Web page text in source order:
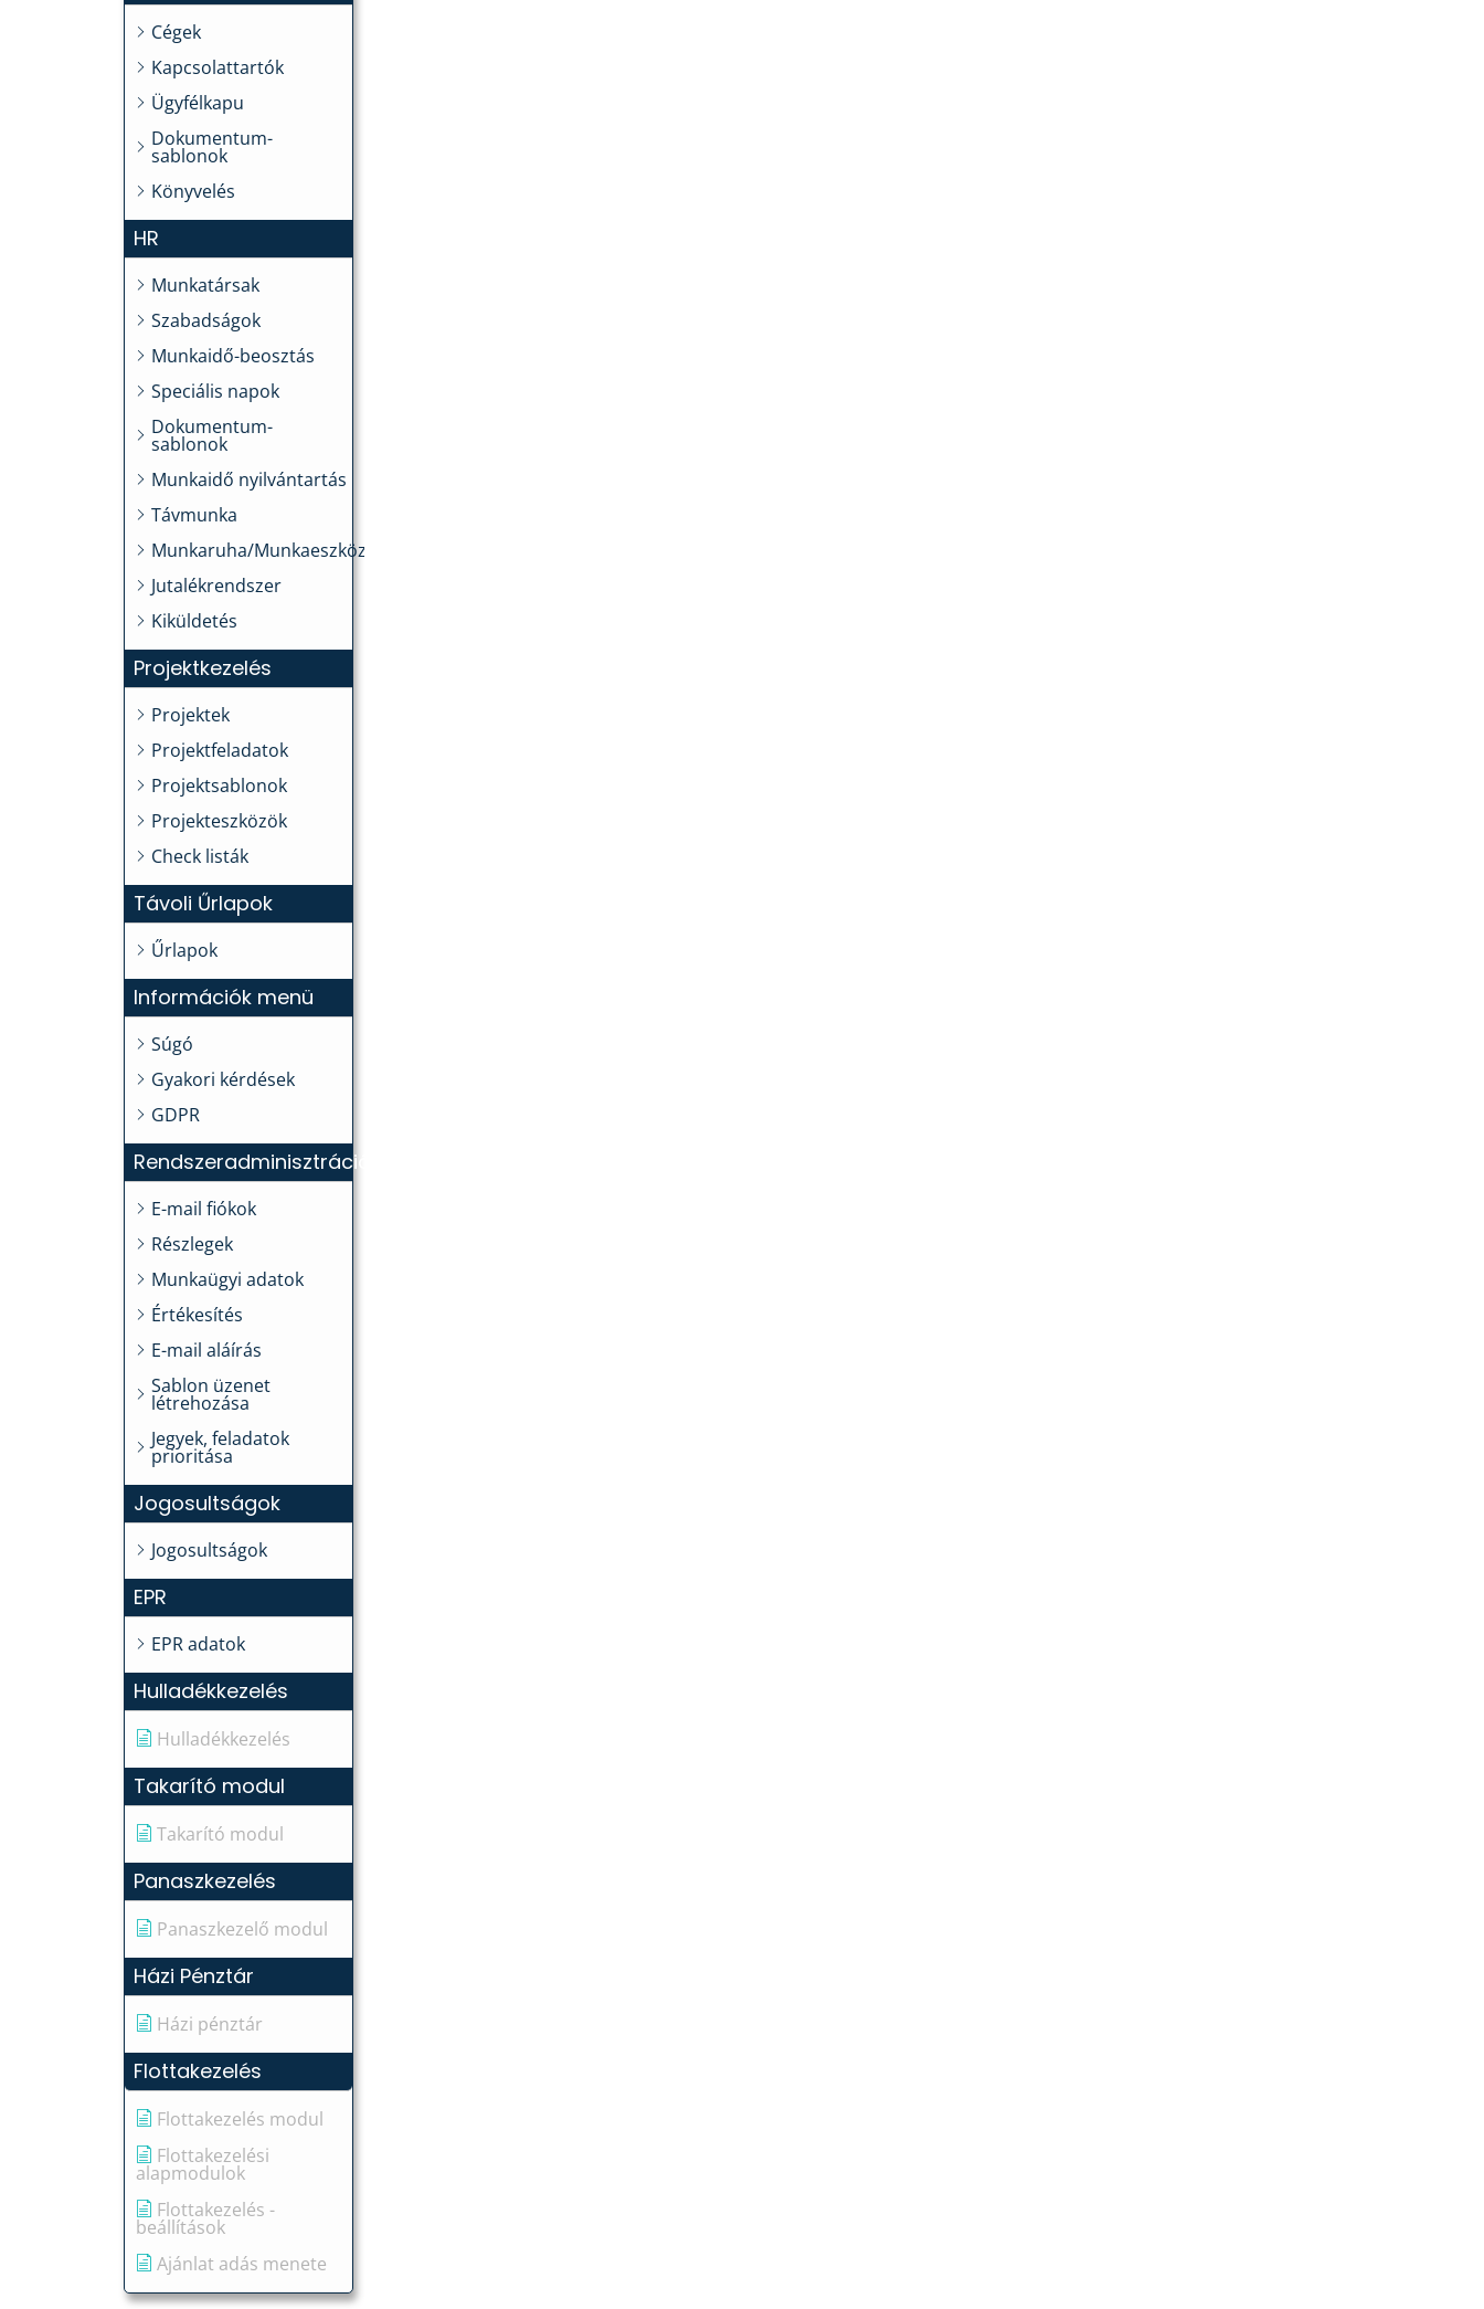
Cégek
Kapcsolattartók
Ügyfélkapu
Dokumentum-
sablonok
Könyvelés
HR
Munkatársak
Szabadságok
Munkaidő-beosztás
Speciális napok
Dokumentum-
sablonok
Munkaidő nyilvántartás
Távmunka
Munkaruha/Munkaeszköz
Jutalékrendszer
Kiküldetés
Projektkezelés
Projektek
Projektfeladatok
Projektsablonok
Projekteszközök
Check listák
Távoli Űrlapok
Űrlapok
Információk menü
Súgó
Gyakori kérdések
GDPR
Rendszeradminisztráció
E-mail fiókok
Részlegek
Munkaügyi adatok
Értékesítés
E-mail aláírás
Sablon üzenet
létrehozása
Jegyek, feladatok
prioritása
Jogosultságok
Jogosultságok
EPR
EPR adatok
Hulladékkezelés
Hulladékkezelés
Takarító modul
Takarító modul
Panaszkezelés
Panaszkezelő modul
Házi Pénztár
Házi pénztár
Flottakezelés
Flottakezelés modul
Flottakezelési
alapmodulok
Flottakezelés -
beállítások
Ajánlat adás menete